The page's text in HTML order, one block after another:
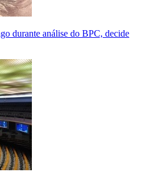
durante análise do BPC, decide